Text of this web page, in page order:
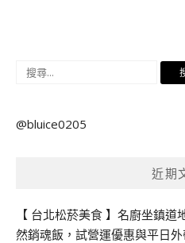
搜
鍵
@bluice0205
近期
【 台北松菸美食 】名廚坐鎮
然銷魂飯，試營運優惠與平日